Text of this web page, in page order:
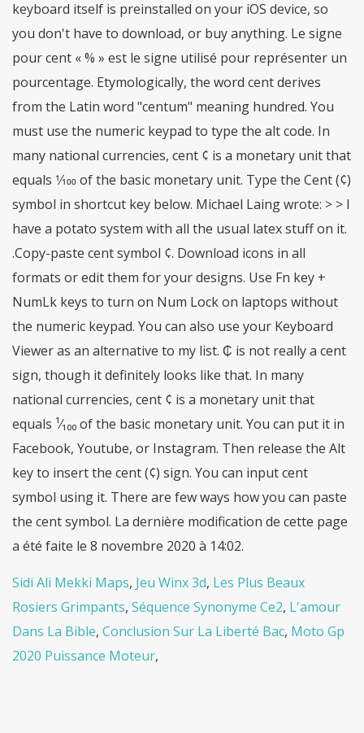
Sidi Ali Mekki Maps, Jeu Winx 3d, Les Plus Beaux
Rosiers Grimpants, Séquence Synonyme Ce2, L'amour
Dans La Bible, Conclusion Sur La Liberté Bac, Moto Gp
2020 Puissance Moteur,